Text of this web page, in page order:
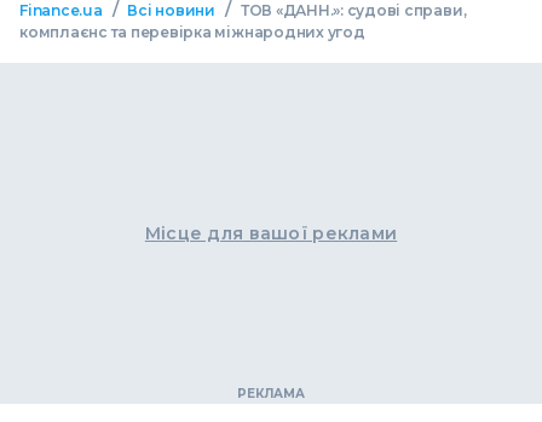
Finance.ua / Всі новини / ТОВ «ДАНН.»: судові справи,
комплаєнс та перевірка міжнародних угод
Місце для вашої реклами